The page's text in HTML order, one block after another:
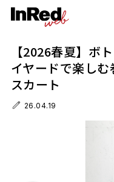
【2026春夏】ボ
イヤードで楽し
スカート
26.04.19